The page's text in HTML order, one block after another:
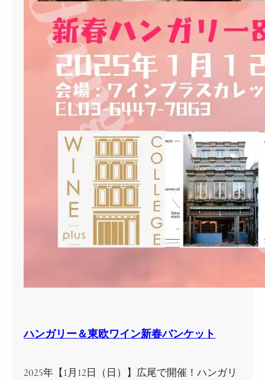
ハンガリー＆東欧ワイン新春バンケット
2025年【1月12日（日）】広尾で開催！ハンガリ